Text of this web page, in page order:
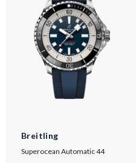
Breitling
Superocean Automatic 44